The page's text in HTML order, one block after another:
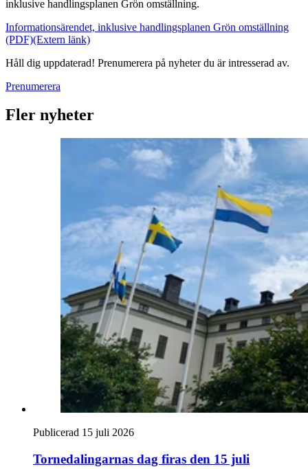
inklusive handlingsplanen Grön omställning.
Informationsärendet, inklusive handlingsplanen Grön omställning
(PDF)(Extern länk)
Håll dig uppdaterad! Prenumerera på nyheter du är intresserad av.
Prenumerera
Fler nyheter
Publicerad 15 juli 2026
Tornedalingarnas dag firas den 15 juli